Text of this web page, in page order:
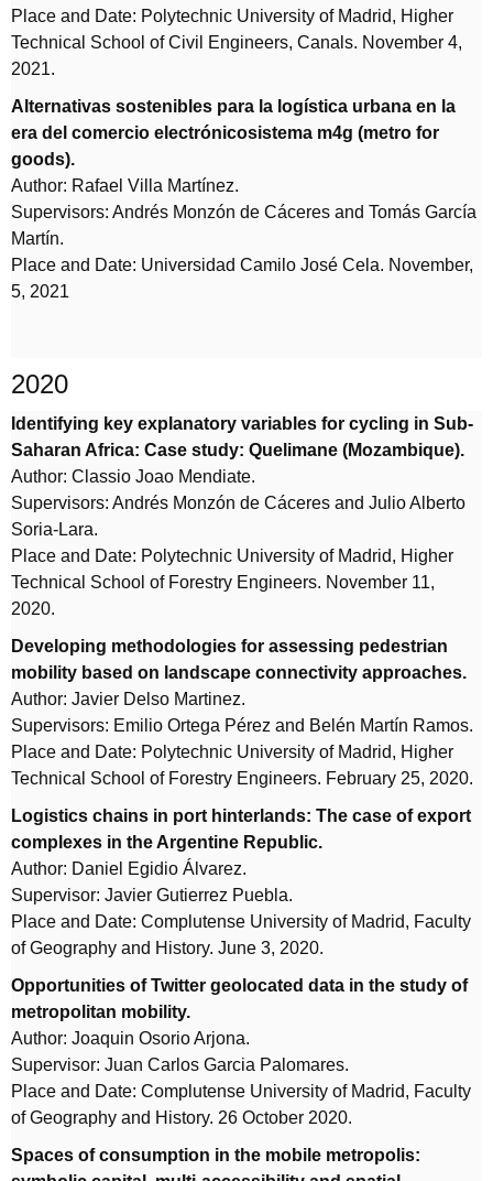
Place and Date: Polytechnic University of Madrid, Higher
Technical School of Civil Engineers, Canals. November 4,
2021.
Alternativas sostenibles para la logística urbana en la
era del comercio electrónicosistema m4g (metro for
goods).
Author: Rafael Villa Martínez.
Supervisors: Andrés Monzón de Cáceres and Tomás García
Martín.
Place and Date: Universidad Camilo José Cela. November,
5, 2021
2020
Identifying key explanatory variables for cycling in Sub-
Saharan Africa: Case study: Quelimane (Mozambique).
Author: Classio Joao Mendiate.
Supervisors: Andrés Monzón de Cáceres and Julio Alberto
Soria-Lara.
Place and Date: Polytechnic University of Madrid, Higher
Technical School of Forestry Engineers. November 11,
2020.
Developing methodologies for assessing pedestrian
mobility based on landscape connectivity approaches.
Author: Javier Delso Martinez.
Supervisors: Emilio Ortega Pérez and Belén Martín Ramos.
Place and Date: Polytechnic University of Madrid, Higher
Technical School of Forestry Engineers. February 25, 2020.
Logistics chains in port hinterlands: The case of export
complexes in the Argentine Republic.
Author: Daniel Egidio Álvarez.
Supervisor: Javier Gutierrez Puebla.
Place and Date: Complutense University of Madrid, Faculty
of Geography and History. June 3, 2020.
Opportunities of Twitter geolocated data in the study of
metropolitan mobility.
Author: Joaquin Osorio Arjona.
Supervisor: Juan Carlos Garcia Palomares.
Place and Date: Complutense University of Madrid, Faculty
of Geography and History. 26 October 2020.
Spaces of consumption in the mobile metropolis: